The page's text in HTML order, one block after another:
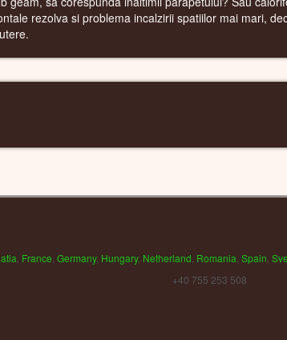
rezolva si problema incalzirii spatiilor mai mari,
France Germany, Hungary, Netherland Romania Spain
+40 755 253 508